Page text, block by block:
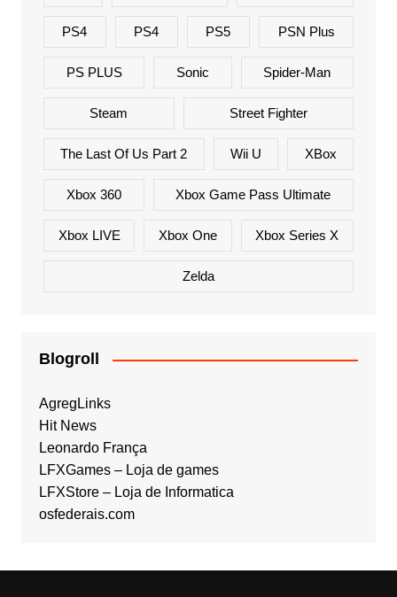
PS4 PS4 PS5 PSN Plus
PS PLUS Sonic Spider-Man
Steam Street Fighter
The Last Of Us Part 2 Wii U XBox
Xbox 360 Xbox Game Pass Ultimate
Xbox LIVE Xbox One Xbox Series X
Zelda
Blogroll
AgregLinks
Hit News
Leonardo França
LFXGames – Loja de games
LFXStore – Loja de Informatica
osfederais.com